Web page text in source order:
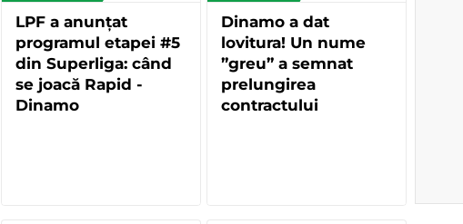
LPF a anunțat
programul etapei #5
din Superliga: când
se joacă Rapid -
Dinamo
Dinamo a dat
lovitura! Un nume
”greu” a semnat
prelungirea
contractului